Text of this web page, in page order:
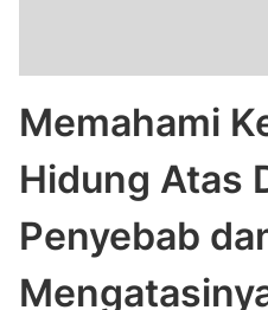
Memahami
Hidung Atas
Penyebab